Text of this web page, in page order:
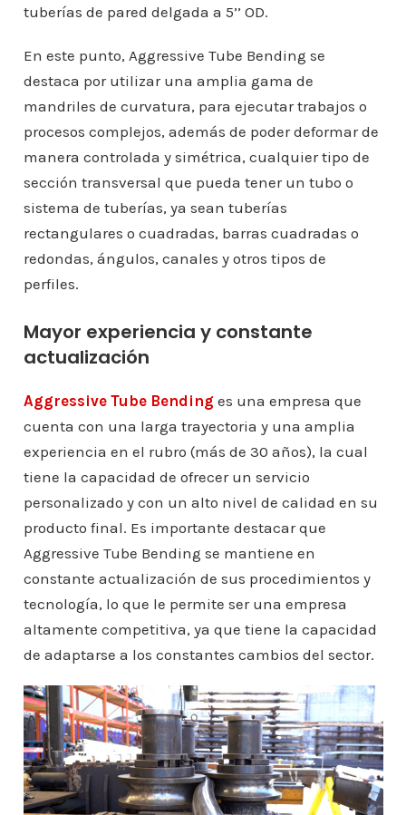
tuberías de pared delgada a 5’’ OD.
En este punto, Aggressive Tube Bending se
destaca por utilizar una amplia gama de
mandriles de curvatura, para ejecutar trabajos o
procesos complejos, además de poder deformar de
manera controlada y simétrica, cualquier tipo de
sección transversal que pueda tener un tubo o
sistema de tuberías, ya sean tuberías
rectangulares o cuadradas, barras cuadradas o
redondas, ángulos, canales y otros tipos de
perfiles.
Mayor experiencia y constante
actualización
Aggressive Tube Bending es una empresa que
cuenta con una larga trayectoria y una amplia
experiencia en el rubro (más de 30 años), la cual
tiene la capacidad de ofrecer un servicio
personalizado y con un alto nivel de calidad en su
producto final. Es importante destacar que
Aggressive Tube Bending se mantiene en
constante actualización de sus procedimientos y
tecnología, lo que le permite ser una empresa
altamente competitiva, ya que tiene la capacidad
de adaptarse a los constantes cambios del sector.